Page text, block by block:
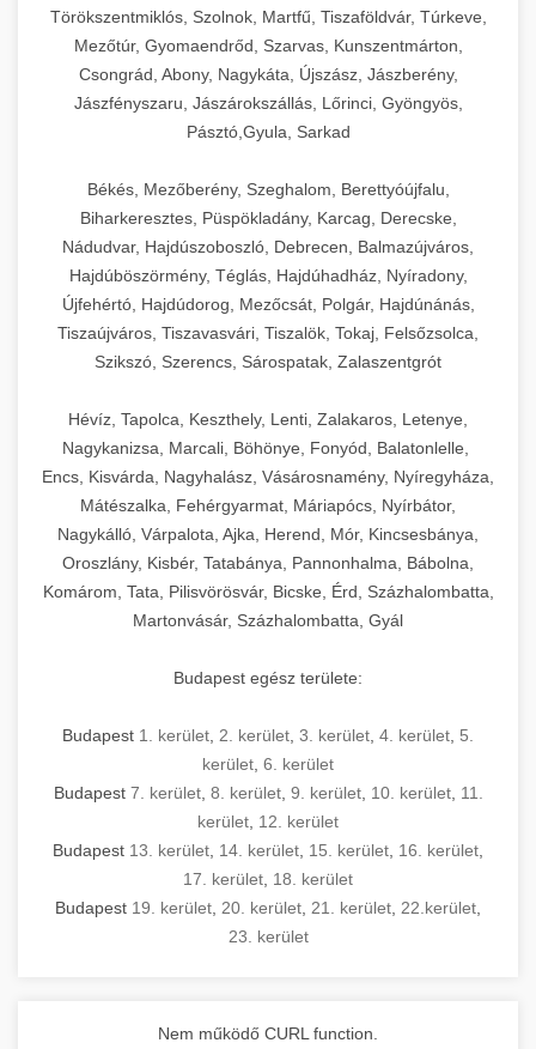
Minden, ami szükséges éttermi és catering
műveletekhez.
chef-iparikonyhagepek.hu
kereskedelmi konyhai megoldások
Törökszentmiklós, Szolnok, Martfű, Tiszaföldvár, Túrkeve,
Mezőtúr, Gyomaendrőd, Szarvas, Kunszentmárton,
Csongrád, Abony, Nagykáta, Újszász, Jászberény,
Jászfényszaru, Jászárokszállás, Lőrinci, Gyöngyös,
Pásztó,Gyula, Sarkad
Békés, Mezőberény, Szeghalom, Berettyóújfalu,
Biharkeresztes, Püspökladány, Karcag, Derecske,
Nádudvar, Hajdúszoboszló, Debrecen, Balmazújváros,
Hajdúböszörmény, Téglás, Hajdúhadház, Nyíradony,
Újfehértó, Hajdúdorog, Mezőcsát, Polgár, Hajdúnánás,
Tiszaújváros, Tiszavasvári, Tiszalök, Tokaj, Felsőzsolca,
Szikszó, Szerencs, Sárospatak, Zalaszentgrót
Hévíz, Tapolca, Keszthely, Lenti, Zalakaros, Letenye,
Nagykanizsa, Marcali, Böhönye, Fonyód, Balatonlelle,
Encs, Kisvárda, Nagyhalász, Vásárosnamény, Nyíregyháza,
Mátészalka, Fehérgyarmat, Máriapócs, Nyírbátor,
Nagykálló, Várpalota, Ajka, Herend, Mór, Kincsesbánya,
Oroszlány, Kisbér, Tatabánya, Pannonhalma, Bábolna,
Komárom, Tata, Pilisvörösvár, Bicske, Érd, Százhalombatta,
Martonvásár, Százhalombatta, Gyál
Budapest egész területe:
Budapest 1. kerület 2. kerület 3. kerület 4. kerület 5.
kerület 6. kerület
Budapest 7. kerület, 8. kerület, 9. kerület, 10. kerület, 11.
kerület 12. kerület
Budapest 13. kerület 14. kerület 15. kerület 16. kerület
17. kerület 18. kerület
Budapest 19. kerület 20. kerület 21. kerület 22.kerület
23. kerület
Nem működő CURL function.